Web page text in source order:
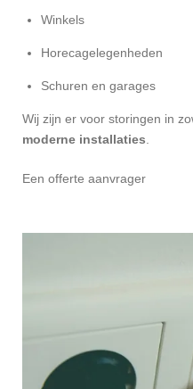
Winkels
Horecagelegenheden
Schuren en garages
Wij zijn er voor storingen in
moderne installaties
Een offerte aanvrager